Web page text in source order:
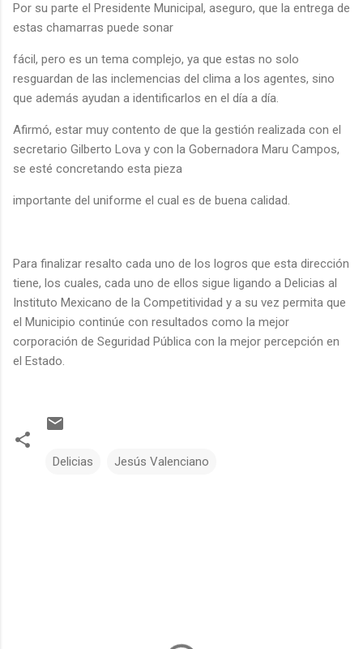
Por su parte el Presidente Municipal, aseguro, que la entrega de
estas chamarras puede sonar
fácil, pero es un tema complejo, ya que estas no solo
resguardan de las inclemencias del clima a los agentes, sino
que además ayudan a identificarlos en el día a día.
Afirmó, estar muy contento de que la gestión realizada con el
secretario Gilberto Lova y con la Gobernadora Maru Campos,
se esté concretando esta pieza
importante del uniforme el cual es de buena calidad.
Para finalizar resalto cada uno de los logros que esta dirección
tiene, los cuales, cada uno de ellos sigue ligando a Delicias al
Instituto Mexicano de la Competitividad y a su vez permita que
el Municipio continúe con resultados como la mejor
corporación de Seguridad Pública con la mejor percepción en
el Estado.
Delicias Jesús Valenciano